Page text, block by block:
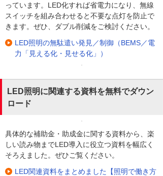
っています。LED化すれば省電力になり、無線
スイッチを組み合わせると不要な点灯を防止で
きます。ぜひ、ダブル削減をご検討ください。
LED照明の無駄遣い発見／制御（BEMS／電
力「見える化・見せる化」）
LED照明に関連する資料を無料でダウン
ロード
具体的な補助金・助成金に関する資料から、楽
しい読み物までLED導入に役立つ資料を幅広く
そろえました。ぜひご覧ください。
LED関連資料をまとめました【照明で働き方